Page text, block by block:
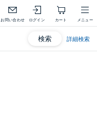
お問い合わせ ログイン カート メニュー
検索 詳細検索